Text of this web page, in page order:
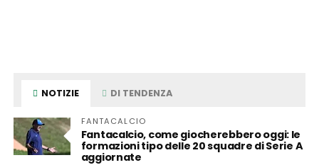
NOTIZIE DI TENDENZA
FANTACALCIO
Fantacalcio, come giocherebbero oggi: le
formazioni tipo delle 20 squadre di Serie A
aggiornate